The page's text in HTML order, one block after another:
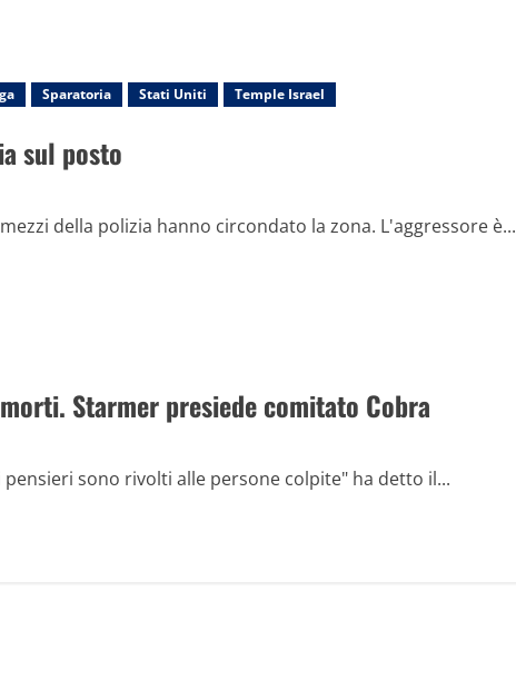
Sparatoria Stati Uniti Temple Israel
sul posto
della polizia hanno circondato la zona. L'aggressore è...
Starmer presiede comitato Cobra
sono rivolti alle persone colpite" ha detto il...